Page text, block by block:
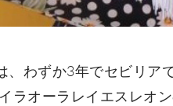
、わずか3年でセビリア
ラオーラレイエスレオ